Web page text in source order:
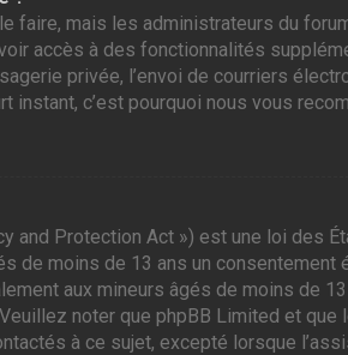
faire, mais les administrateurs du
accès à des fonctionnalités
privée, l’envoi de courriers
instant, c’est pourquoi nous vous
and Protection Act ») est une loi des
de moins de 13 ans un
aux mineurs âgés de moins de
noter que phpBB Limited et
à ce sujet, excepté lorsque